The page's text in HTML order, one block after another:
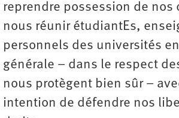
reprendre possession de nos
nous réunir étudiantEs,
personnels des universités
générale – dans le respect
nous protègent bien sûr –
intention de défendre nos